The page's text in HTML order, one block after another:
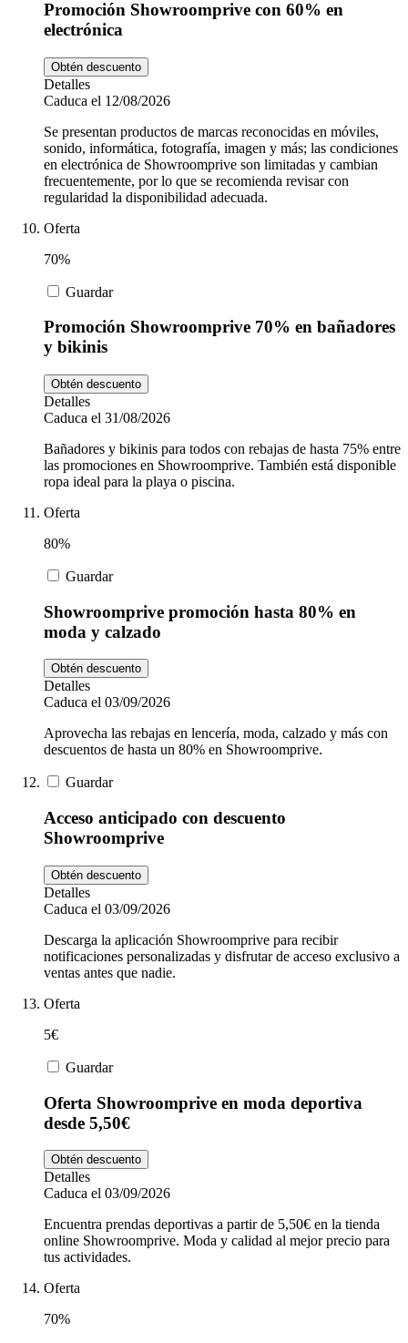
Promoción Showroomprive con 60% en
electrónica
Obtén descuento
Detalles
Caduca el 12/08/2026
Se presentan productos de marcas reconocidas en móviles,
sonido, informática, fotografía, imagen y más; las condiciones
en electrónica de Showroomprive son limitadas y cambian
frecuentemente, por lo que se recomienda revisar con
regularidad la disponibilidad adecuada.
Oferta
70%
Guardar
Promoción Showroomprive 70% en bañadores
y bikinis
Obtén descuento
Detalles
Caduca el 31/08/2026
Bañadores y bikinis para todos con rebajas de hasta 75% entre
las promociones en Showroomprive. También está disponible
ropa ideal para la playa o piscina.
Oferta
80%
Guardar
Showroomprive promoción hasta 80% en
moda y calzado
Obtén descuento
Detalles
Caduca el 03/09/2026
Aprovecha las rebajas en lencería, moda, calzado y más con
descuentos de hasta un 80% en Showroomprive.
Guardar
Acceso anticipado con descuento
Showroomprive
Obtén descuento
Detalles
Caduca el 03/09/2026
Descarga la aplicación Showroomprive para recibir
notificaciones personalizadas y disfrutar de acceso exclusivo a
ventas antes que nadie.
Oferta
5€
Guardar
Oferta Showroomprive en moda deportiva
desde 5,50€
Obtén descuento
Detalles
Caduca el 03/09/2026
Encuentra prendas deportivas a partir de 5,50€ en la tienda
online Showroomprive. Moda y calidad al mejor precio para
tus actividades.
Oferta
70%